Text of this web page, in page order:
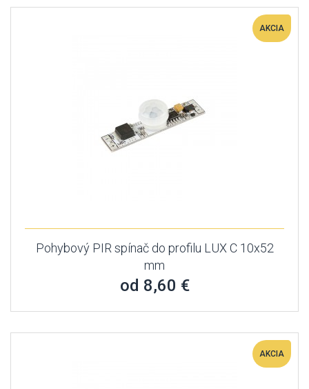
AKCIA
Pohybový PIR spínač do profilu LUX C 10x52
mm
od 8,60 €
AKCIA